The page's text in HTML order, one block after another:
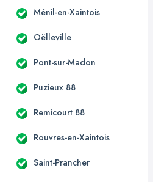
Ménil-en-Xaintois
Oëlleville
Pont-sur-Madon
Puzieux 88
Remicourt 88
Rouvres-en-Xaintois
Saint-Prancher